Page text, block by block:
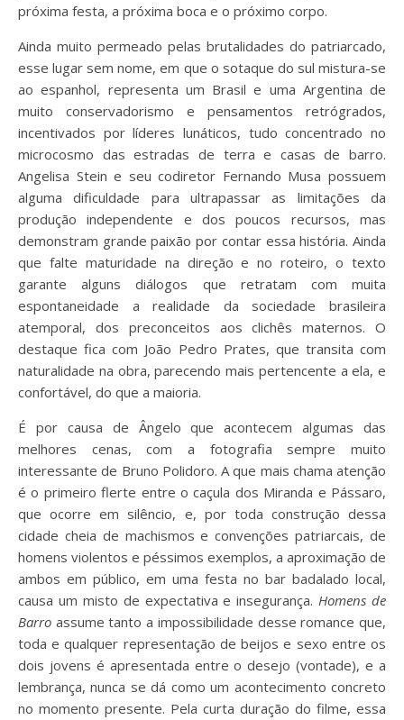
próxima festa, a próxima boca e o próximo corpo.
Ainda muito permeado pelas brutalidades do patriarcado,
esse lugar sem nome, em que o sotaque do sul mistura-se
ao espanhol, representa um Brasil e uma Argentina de
muito conservadorismo e pensamentos retrógrados,
incentivados por líderes lunáticos, tudo concentrado no
microcosmo das estradas de terra e casas de barro.
Angelisa Stein e seu codiretor Fernando Musa possuem
alguma dificuldade para ultrapassar as limitações da
produção independente e dos poucos recursos, mas
demonstram grande paixão por contar essa história. Ainda
que falte maturidade na direção e no roteiro, o texto
garante alguns diálogos que retratam com muita
espontaneidade a realidade da sociedade brasileira
atemporal, dos preconceitos aos clichês maternos. O
destaque fica com João Pedro Prates, que transita com
naturalidade na obra, parecendo mais pertencente a ela, e
confortável, do que a maioria.
É por causa de Ângelo que acontecem algumas das
melhores cenas, com a fotografia sempre muito
interessante de Bruno Polidoro. A que mais chama atenção
é o primeiro flerte entre o caçula dos Miranda e Pássaro,
que ocorre em silêncio, e, por toda construção dessa
cidade cheia de machismos e convenções patriarcais, de
homens violentos e péssimos exemplos, a aproximação de
ambos em público, em uma festa no bar badalado local,
causa um misto de expectativa e insegurança.Homens de
Barro assume tanto a impossibilidade desse romance que,
toda e qualquer representação de beijos e sexo entre os
dois jovens é apresentada entre o desejo (vontade), e a
lembrança, nunca se dá como um acontecimento concreto
no momento presente. Pela curta duração do filme, essa